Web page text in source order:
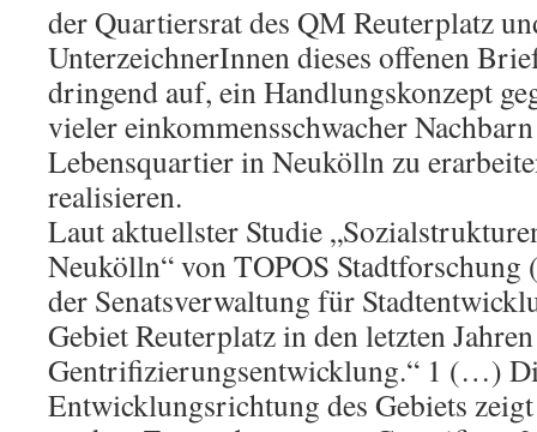
der Quartiersrat des QM Reuterplatz
UnterzeichnerInnen dieses offenen
dringend auf, ein Handlungskonzept
vieler einkommensschwacher
Lebensquartier in Neukölln zu
realisieren.
Laut aktuellster Studie
Neukölln“ von TOPOS
der Senatsverwaltung für
Gebiet Reuterplatz in den letzten
Gentrifizierungsentwicklung.“ 1 (…)
Entwicklungsrichtung des Gebiets